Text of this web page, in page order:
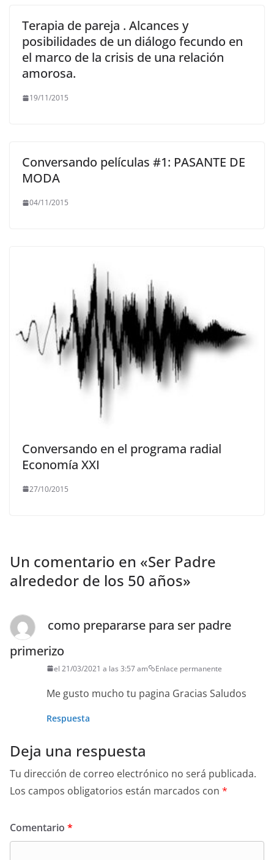
Terapia de pareja . Alcances y
posibilidades de un diálogo fecundo en
el marco de la crisis de una relación
amorosa.
19/11/2015
Conversando películas #1: PASANTE DE
MODA
04/11/2015
Conversando en el programa radial
Economía XXI
27/10/2015
Un comentario en «Ser Padre
alrededor de los 50 años»
como prepararse para ser padre
primerizo
el 21/03/2021 a las 3:57 am Enlace permanente
Me gusto mucho tu pagina Gracias Saludos
Respuesta
Deja una respuesta
Tu dirección de correo electrónico no será publicada.
Los campos obligatorios están marcados con *
Comentario *